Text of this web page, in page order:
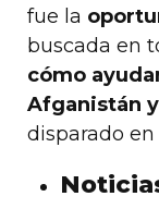
fue la
buscada en
cómo
Afganistán
disparado